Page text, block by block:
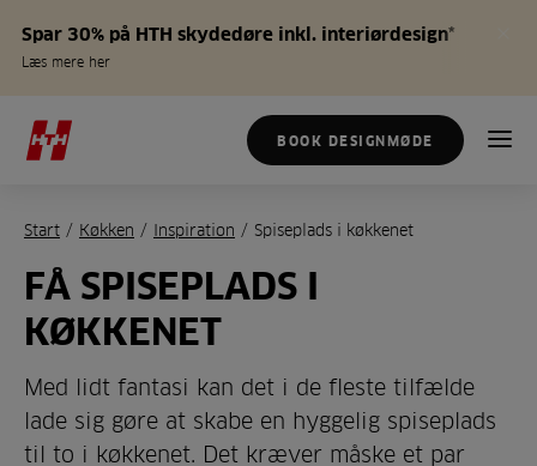
Spar 30% på HTH skydedøre inkl. interiørdesign*
Læs mere her
BOOK DESIGNMØDE
Start / Køkken / Inspiration / Spiseplads i køkkenet
FÅ SPISEPLADS I
KØKKENET
Med lidt fantasi kan det i de fleste tilfælde
lade sig gøre at skabe en hyggelig spiseplads
til to i køkkenet. Det kræver måske et par